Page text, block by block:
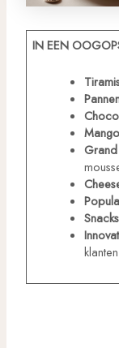
IN EEN
Snacks